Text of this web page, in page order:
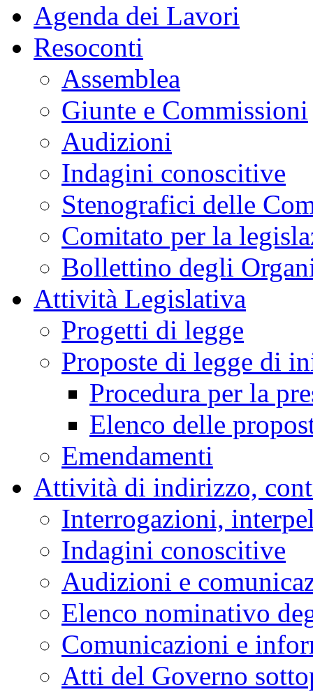
Agenda dei Lavori
Resoconti
Assemblea
Giunte e Commissioni
Audizioni
Indagini conoscitive
Stenografici delle
Comitato per la
Bollettino degli
Attività Legislativa
Progetti di legge
Proposte di legge di
Procedura per la
Elenco delle
Emendamenti
Attività di indirizzo,
Interrogazioni,
Indagini conoscitive
Audizioni e
Elenco nominativo
Comunicazioni e
Atti del Governo